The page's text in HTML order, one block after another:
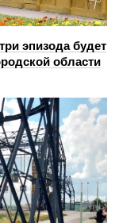
эпизода будет
области